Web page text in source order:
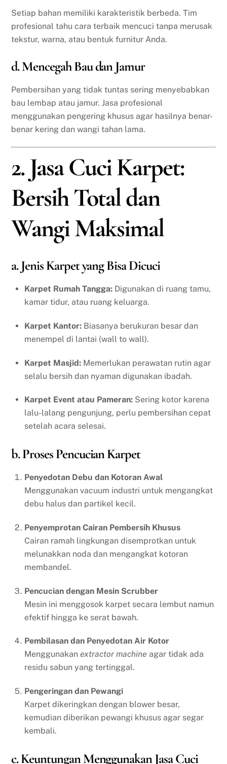
Setiap bahan memiliki karakteristik berbeda. Tim
profesional tahu cara terbaik mencuci tanpa merusak
tekstur, warna, atau bentuk furnitur Anda.
d. Mencegah Bau dan Jamur
Pembersihan yang tidak tuntas sering menyebabkan
bau lembap atau jamur. Jasa profesional
menggunakan pengering khusus agar hasilnya benar-
benar kering dan wangi tahan lama.
2. Jasa Cuci Karpet:
Bersih Total dan
Wangi Maksimal
a. Jenis Karpet yang Bisa Dicuci
Karpet Rumah Tangga: Digunakan di ruang tamu,
kamar tidur, atau ruang keluarga.
Karpet Kantor: Biasanya berukuran besar dan
menempel di lantai (wall to wall).
Karpet Masjid: Memerlukan perawatan rutin agar
selalu bersih dan nyaman digunakan ibadah.
Karpet Event atau Pameran: Sering kotor karena
lalu-lalang pengunjung, perlu pembersihan cepat
setelah acara selesai.
b. Proses Pencucian Karpet
Penyedotan Debu dan Kotoran Awal
Menggunakan vacuum industri untuk mengangkat
debu halus dan partikel kecil.
Penyemprotan Cairan Pembersih Khusus
Cairan ramah lingkungan disemprotkan untuk
melunakkan noda dan mengangkat kotoran
membandel.
Pencucian dengan Mesin Scrubber
Mesin ini menggosok karpet secara lembut namun
efektif hingga ke serat bawah.
Pembilasan dan Penyedotan Air Kotor
Menggunakan extractor machine agar tidak ada
residu sabun yang tertinggal.
Pengeringan dan Pewangi
Karpet dikeringkan dengan blower besar,
kemudian diberikan pewangi khusus agar segar
kembali.
c. Keuntungan Menggunakan Jasa Cuci